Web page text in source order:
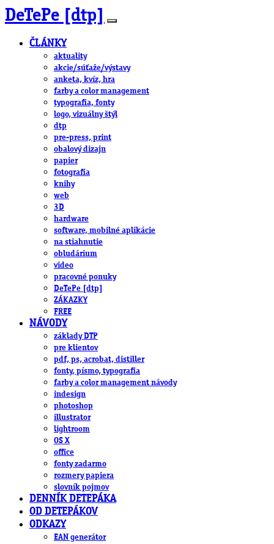
DeTePe [dtp]
ČLÁNKY
aktuality
akcie/súťaže/výstavy
anketa, kvíz, hra
farby a color management
typografia, fonty
logo, vizuálny štýl
dtp
pre-press, print
obalový dizajn
papier
fotografia
knihy
web
3D
hardware
software, mobilné aplikácie
na stiahnutie
obludárium
video
pracovné ponuky
DeTePe [dtp]
ZÁKAZKY
FREE
NÁVODY
základy DTP
pre klientov
pdf, ps, acrobat, distiller
fonty, písmo, typografia
farby a color management návody
indesign
photoshop
illustrator
lightroom
OS X
office
fonty zadarmo
rozmery papiera
slovník pojmov
DENNÍK DETEPÁKA
OD DETEPÁKOV
ODKAZY
EAN generátor